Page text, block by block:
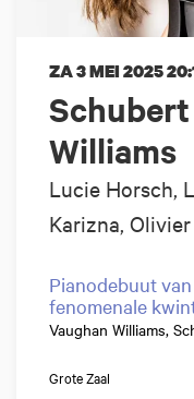
Williams
Lucie Horsch,
Karizna,
ZA 3 MEI 2025
Pianodebuut
fenomenale
Vaughan Williams,
Grote Zaal